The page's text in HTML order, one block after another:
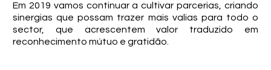
Em 2019 vamos continuar a cultivar parcerias, criando
sinergias que possam trazer mais valias para todo o
sector, que acrescentem valor traduzido em
reconhecimento mútuo e gratidão.